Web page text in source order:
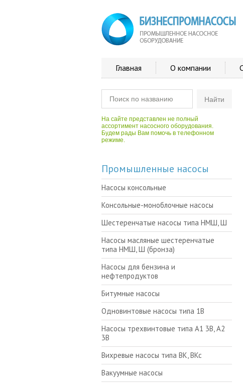
Главная О компании
На сайте представлен не полный
ассортимент насосного оборудования.
Будем рады Вам помочь в телефонном
режиме.
Промышленные насосы
Насосы консольные
Консольные-моноблочные насосы
Шестеренчатые насосы типа НМШ, Ш
Насосы масляные шестеренчатые
типа НМШ, Ш (бронза)
Насосы для бензина и
нефтепродуктов
Битумные насосы
Одновинтовые насосы типа 1В
Насосы трехвинтовые типа А1 3В, А2
3В
Вихревые насосы типа ВК, ВКс
Вакуумные насосы